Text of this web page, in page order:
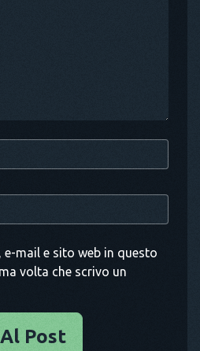
e-mail e sito web in questo
volta che scrivo un
Post